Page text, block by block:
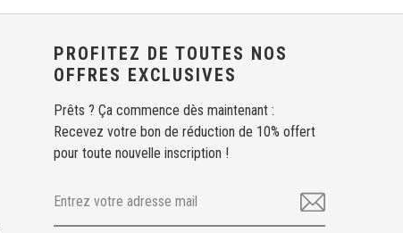
PROFITEZ DE TOUTES NOS
OFFRES EXCLUSIVES
Prêts ? Ça commence dès maintenant :
Recevez votre bon de réduction de 10% offert
pour toute nouvelle inscription !